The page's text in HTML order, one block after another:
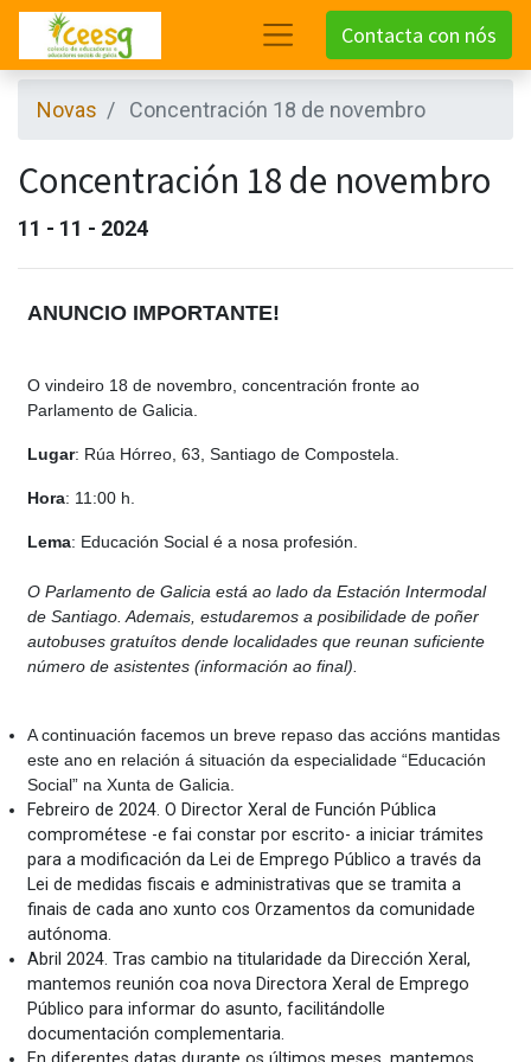
Contacta con nós
Novas Concentración 18 de novembro
Concentración 18 de novembro
11 - 11 - 2024
ANUNCIO IMPORTANTE!
O vindeiro 18 de novembro, concentración fronte ao
Parlamento de Galicia.
Lugar: Rúa Hórreo, 63, Santiago de Compostela.
Hora: 11:00 h.
Lema: Educación Social é a nosa profesión.
O Parlamento de Galicia está ao lado da Estación Intermodal
de Santiago. Ademais, estudaremos a posibilidade de poñer
autobuses gratuítos dende localidades que reunan suficiente
número de asistentes (información ao final).
A continuación facemos un breve repaso das accións mantidas
este ano en relación á situación da especialidade “Educación
Social” na Xunta de Galicia.
Febreiro de 2024. O Director Xeral de Función Pública
comprométese -e fai constar por escrito- a iniciar trámites
para a modificación da Lei de Emprego Público a través da
Lei de medidas fiscais e administrativas que se tramita a
finais de cada ano xunto cos Orzamentos da comunidade
autónoma.
Abril 2024. Tras cambio na titularidade da Dirección Xeral,
mantemos reunión coa nova Directora Xeral de Emprego
Público para informar do asunto, facilitándolle
documentación complementaria.